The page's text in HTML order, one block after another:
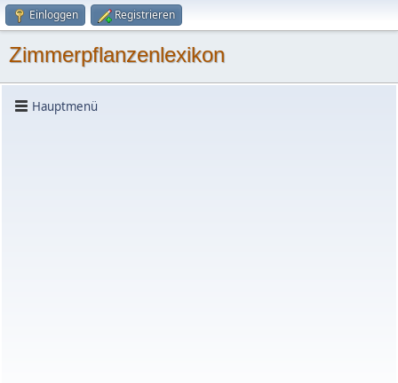
Einloggen Registrieren
Zimmerpflanzenlexikon
Hauptmenü